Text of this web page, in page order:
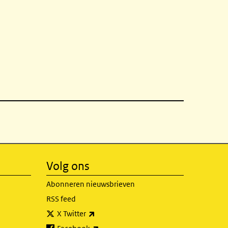
Volg ons
Abonneren nieuwsbrieven
RSS feed
X Twitter